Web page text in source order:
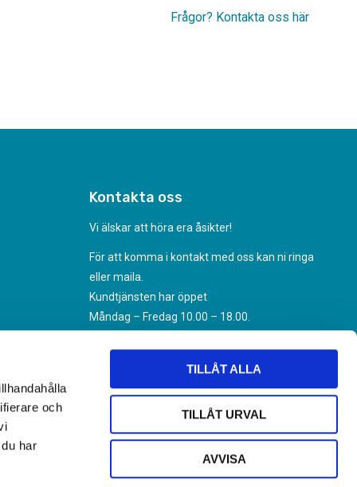
och
har
TILLÅT ALLA
TILLÅT URVAL
AVVISA
Frågor? Kontakta oss här
Kontakta oss
Vi älskar att höra era åsikter!
För att komma i kontakt med oss kan ni ringa
eller maila.
Kundtjänsten har öppet
Måndag – Fredag 10.00 – 18.00.
070-494 31 35
Kundtjanst@nikoteket.se